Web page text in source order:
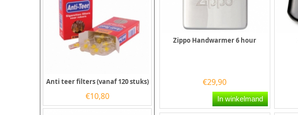
Anti teer filters (vanaf 120 stuks)
€10,80
Zippo Handwarmer 6 hour
€29,90
In winkelmand